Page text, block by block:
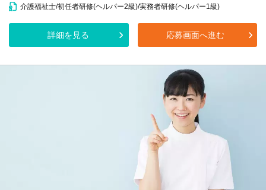
介護福祉士/初任者研修(ヘルパー2級)/実務者研修(ヘルパー1級)
詳細を見る 応募画面へ進む